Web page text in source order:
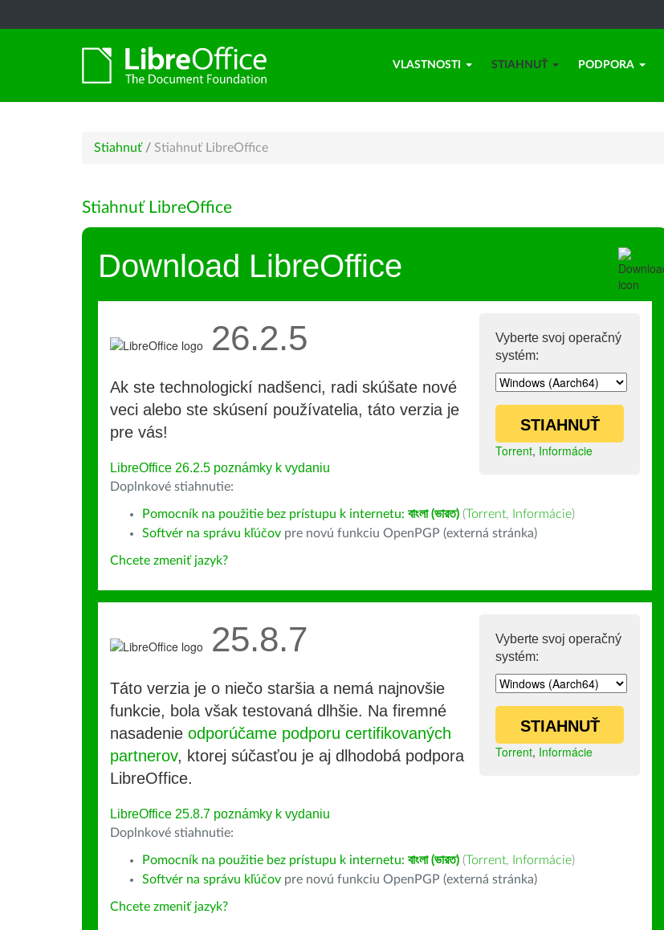
VLASTNOSTI STIAHNUŤ PODPORA
Stiahnuť / Stiahnuť LibreOffice
Stiahnuť LibreOffice
Download LibreOffice
Vyberte svoj operačný
systém:
STIAHNUŤ
Torrent, Informácie
26.2.5
Ak ste technologickí nadšenci, radi skúšate nové
veci alebo ste skúsení používatelia, táto verzia je
pre vás!
LibreOffice 26.2.5 poznámky k vydaniu
Doplnkové stiahnutie:
Pomocník na použitie bez prístupu k internetu: বাংলা (ভারত) (Torrent, Informácie)
Softvér na správu kľúčov pre novú funkciu OpenPGP (externá stránka)
Chcete zmeniť jazyk?
Vyberte svoj operačný
systém:
STIAHNUŤ
Torrent, Informácie
25.8.7
Táto verzia je o niečo staršia a nemá najnovšie
funkcie, bola však testovaná dlhšie. Na firemné
nasadenie odporúčame podporu certifikovaných
partnerov, ktorej súčasťou je aj dlhodobá podpora
LibreOffice.
LibreOffice 25.8.7 poznámky k vydaniu
Doplnkové stiahnutie:
Pomocník na použitie bez prístupu k internetu: বাংলা (ভারত) (Torrent, Informácie)
Softvér na správu kľúčov pre novú funkciu OpenPGP (externá stránka)
Chcete zmeniť jazyk?